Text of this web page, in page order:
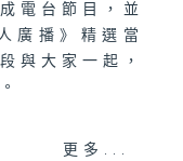
電台節目，並
廣播》精選當
與大家一起，
更多...